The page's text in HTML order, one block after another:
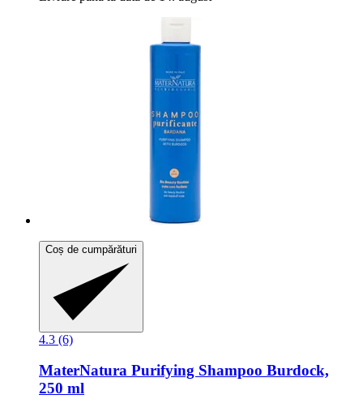
Coș de cumpărături
4.3 (6)
MaterNatura Purifying Shampoo Burdock,
250 ml